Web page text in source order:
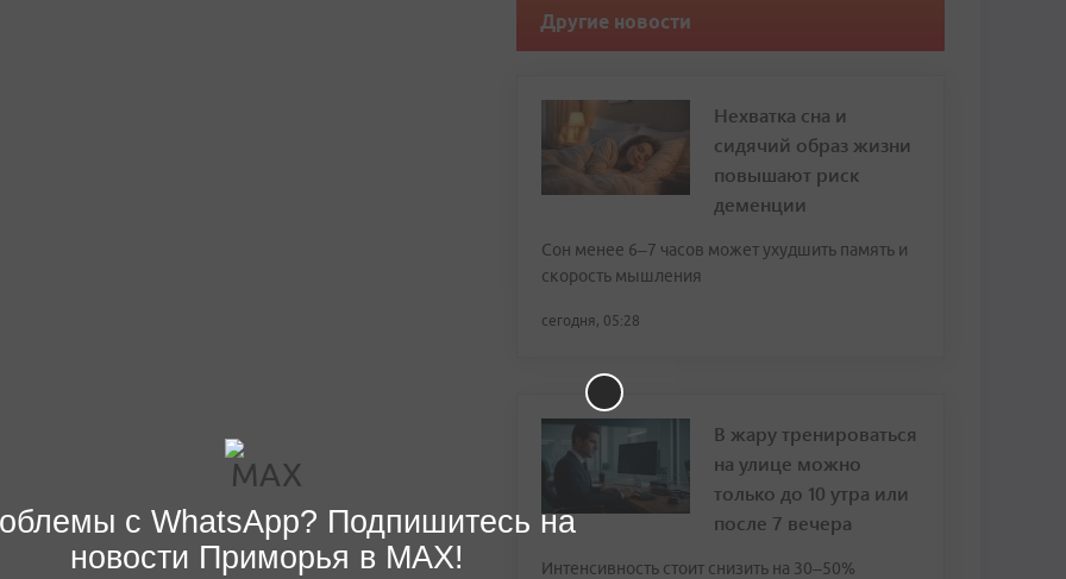
Другие новости
Нехватка сна и
сидячий образ жизни
повышают риск
деменции
Сон менее 6–7 часов может ухудшить память и
скорость мышления
сегодня, 05:28
В жару тренироваться
на улице можно
только до 10 утра или
после 7 вечера
Интенсивность стоит снизить на 30–50%
с WhatsApp? Подпишитесь на
новости Приморья в MAX!